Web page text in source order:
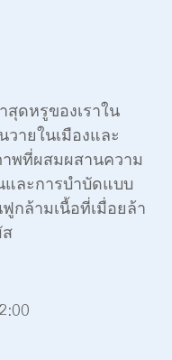
ดหรูของเราใน
ายในเมืองและ
าพที่ผสมผสานความ
และการบำบัดแบบ
กล้ามเนื้อที่เมื่อยล้า